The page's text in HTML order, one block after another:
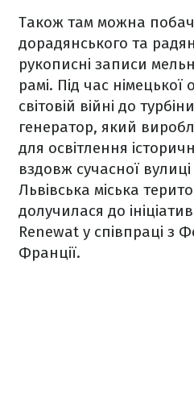
Також там можна
дорадянського та
рукописні записи
рамі. Під час німецької
світовій війні до
генератор, який
для освітлення
вздовж сучасної
Львівська міська
долучилася до
Renewat у співпраці з
Франції.